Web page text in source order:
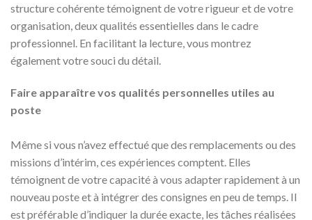
structure cohérente témoignent de votre rigueur et de votre
organisation, deux qualités essentielles dans le cadre
professionnel. En facilitant la lecture, vous montrez
également votre souci du détail.
Faire apparaître vos qualités personnelles utiles au
poste
Même si vous n’avez effectué que des remplacements ou des
missions d’intérim, ces expériences comptent. Elles
témoignent de votre capacité à vous adapter rapidement à un
nouveau poste et à intégrer des consignes en peu de temps. Il
est préférable d’indiquer la durée exacte, les tâches réalisées